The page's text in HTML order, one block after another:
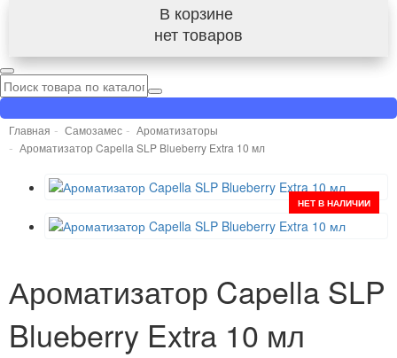
В корзине
нет товаров
Главная Самозамес
Ароматизаторы
Ароматизатор Capella SLP Blueberry Extra 10 мл
НЕТ В НАЛИЧИИ
Ароматизатор Capella SLP
Blueberry Extra 10 мл